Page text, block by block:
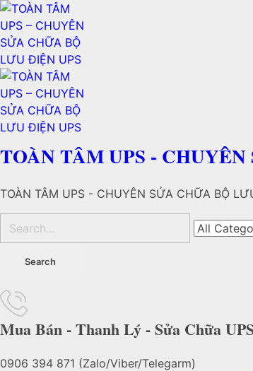
TOÀN TÂM UPS -
TOÀN TÂM UPS - CHUYÊN SỬA CHỮA BỘ
Mua Bán - Thanh Lý - Sửa Chữa
0906 394 871 (Zalo/Viber/Telegarm)